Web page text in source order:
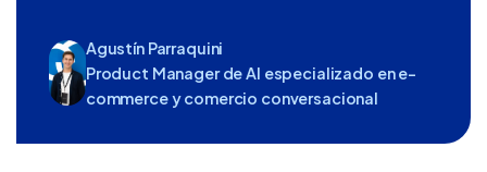
Agustín Parraquini
Product Manager de AI especializado en e-
commerce y comercio conversacional